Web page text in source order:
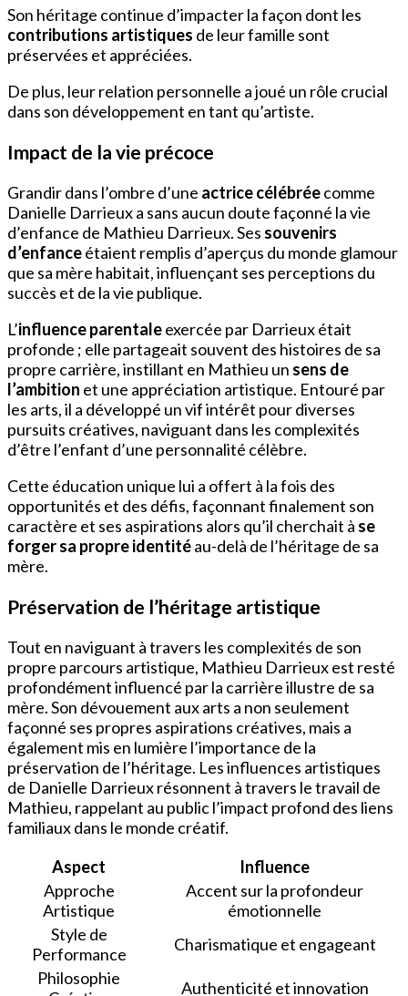
Son héritage continue d’impacter la façon dont les
contributions artistiques de leur famille sont
préservées et appréciées.
De plus, leur relation personnelle a joué un rôle crucial
dans son développement en tant qu’artiste.
Impact de la vie précoce
Grandir dans l’ombre d’une actrice célébréecomme
Danielle Darrieux a sans aucun doute façonné la vie
d’enfance de Mathieu Darrieux. Ses souvenirs
d’enfanceétaient remplis d’aperçus du monde glamour
que sa mère habitait, influençant ses perceptions du
succès et de la vie publique.
L’influence parentaleexercée par Darrieux était
profonde ; elle partageait souvent des histoires de sa
propre carrière, instillant en Mathieu un sens de
l’ambition et une appréciation artistique. Entouré par
les arts, il a développé un vif intérêt pour diverses
pursuits créatives, naviguant dans les complexités
d’être l’enfant d’une personnalité célèbre.
Cette éducation unique lui a offert à la fois des
opportunités et des défis, façonnant finalement son
caractère et ses aspirations alors qu’il cherchait à se
forger sa propre identitéau-delà de l’héritage de sa
mère.
Préservation de l’héritage artistique
Tout en naviguant à travers les complexités de son
propre parcours artistique, Mathieu Darrieux est resté
profondément influencé par la carrière illustre de sa
mère. Son dévouement aux arts a non seulement
façonné ses propres aspirations créatives, mais a
également mis en lumière l’importance de la
préservation de l’héritage. Les influences artistiques
de Danielle Darrieux résonnent à travers le travail de
Mathieu, rappelant au public l’impact profond des liens
familiaux dans le monde créatif.
Aspect
Influence
Approche
Artistique
Accent sur la profondeur
émotionnelle
Style de
Performance
Charismatique et engageant
Philosophie
Authenticité et innovation